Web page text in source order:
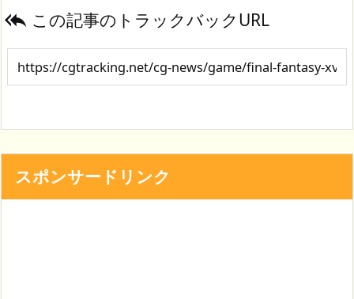
 この記事のトラックバックURL
スポンサードリンク